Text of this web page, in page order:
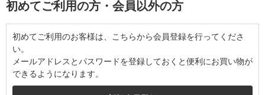
初めてご利用の方・会員以外の方
初めてご利用のお客様は、こちらから会員登録を行ってくださ
い。
メールアドレスとパスワードを登録しておくと便利にお買い物が
できるようになります。